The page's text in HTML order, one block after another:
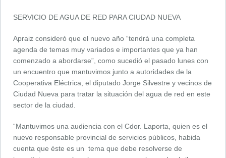
SERVICIO DE AGUA DE RED PARA CIUDAD NUEVA
Apraiz consideró que el nuevo año “tendrá una completa
agenda de temas muy variados e importantes que ya han
comenzado a abordarse”, como sucedió el pasado lunes con
un encuentro que mantuvimos junto a autoridades de la
Cooperativa Eléctrica, el diputado Jorge Silvestre y vecinos de
Ciudad Nueva para tratar la situación del agua de red en este
sector de la ciudad.
“Mantuvimos una audiencia con el Cdor. Laporta, quien es el
nuevo responsable provincial de servicios públicos, habida
cuenta que éste es un tema que debe resolverse de